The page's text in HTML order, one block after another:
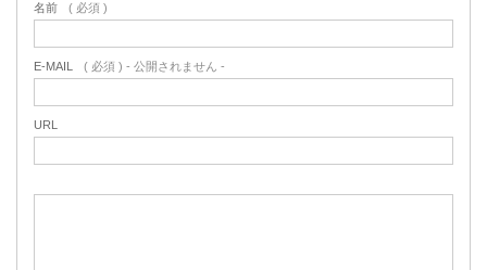
名前 ( 必須 )
E-MAIL ( 必須 ) - 公開されません -
URL